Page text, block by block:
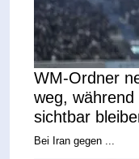
WM-Ordner
weg,
sichtbar
Bei Iran gegen ...